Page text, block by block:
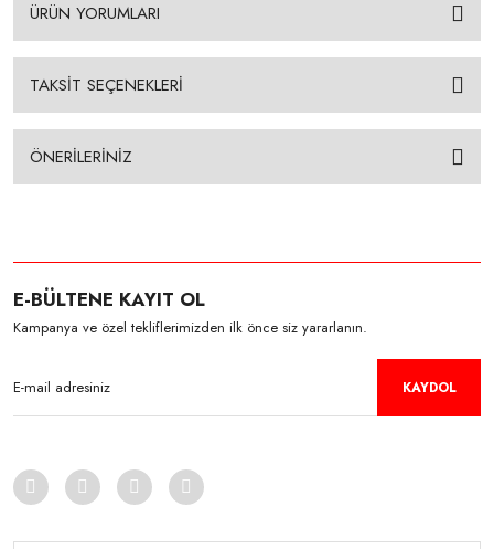
ÜRÜN YORUMLARI
TAKSİT SEÇENEKLERİ
ÖNERİLERİNİZ
E-BÜLTENE KAYIT OL
Kampanya ve özel tekliflerimizden ilk önce siz yararlanın.
KAYDOL